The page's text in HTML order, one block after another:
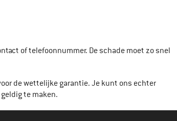
of telefoonnummer. De schade moet zo snel
de wettelijke garantie. Je kunt ons echter
te maken.